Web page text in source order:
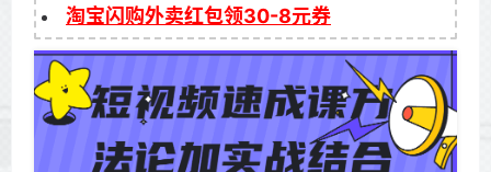
淘宝闪购外卖红包领30-8元券